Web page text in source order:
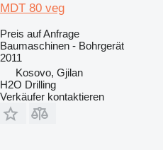
MDT 80 veg
Preis auf Anfrage
Baumaschinen - Bohrgerät
2011
Kosovo, Gjilan
H2O Drilling
Verkäufer kontaktieren